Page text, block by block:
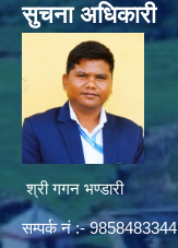
सुचना अधिकारी
श्री गगन भण्डारी
सम्पर्क नं :- 9858483344